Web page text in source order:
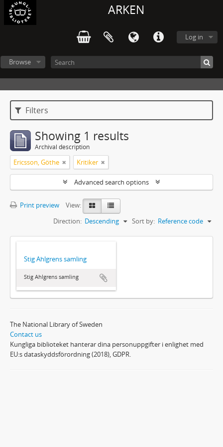
ARKEN
Log in
Browse
Filters
Showing 1 results
Archival description
Ericsson, Göthe Kritiker
Advanced search options
Print preview
View:
Sort by: Reference code
Direction: Descending
Stig Ahlgrens samling
Stig Ahlgrens samling
The National Library of Sweden
Contact us
Kungliga biblioteket hanterar dina personuppgifter i enlighet med
EU:s dataskyddsförordning (2018), GDPR.